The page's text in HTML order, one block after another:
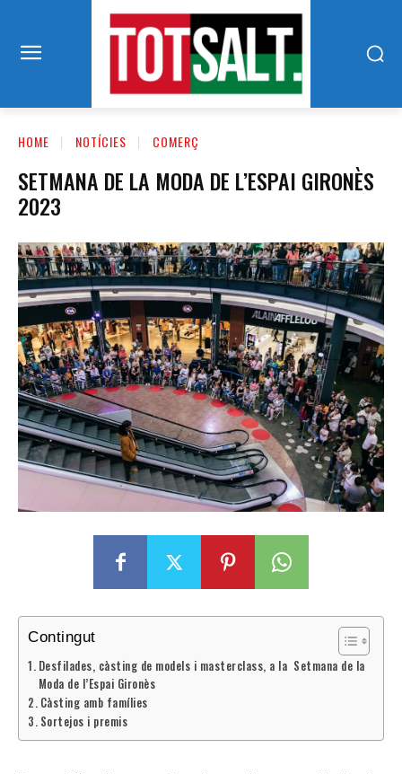
HOME NOTÍCIES COMERÇ
SETMANA DE LA MODA DE L’ESPAI GIRONÈS
2023
Contingut
Desfilades, càsting de models i masterclass, a la Setmana de la
Moda de l’Espai Gironès
Càsting amb famílies
Sortejos i premis